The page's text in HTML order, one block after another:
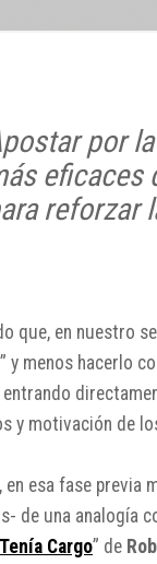
por
eficaces
reforzar
que, en nuestro
y menos hacerlo
entrando
y motivación de
en esa fase previa
de una analogía
Cargo” de